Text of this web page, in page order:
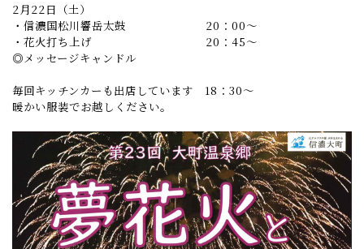
2月22日（土）
・信濃国松川響岳太鼓 20：00～
・花火打ち上げ 20：45～
◎メッセージキャンドル
毎回キッチンカーも出店しています 18：30～
暖かい服装でお越しください。